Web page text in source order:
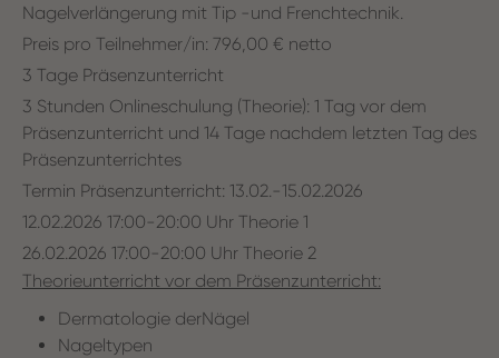
Nagelverlängerung mit Tip -und Frenchtechnik.
Preis pro Teilnehmer/in: 796,00 € netto
3 Tage Präsenzunterricht
3 Stunden Onlineschulung (Theorie): 1 Tag vor dem
Präsenzunterricht und 14 Tage nachdem letzten Tag des
Präsenzunterrichtes
Termin Präsenzunterricht: 13.02.-15.02.2026
12.02.2026 17:00-20:00 Uhr Theorie 1
26.02.2026 17:00-20:00 Uhr Theorie 2
Theorieunterricht vor dem Präsenzunterricht:
Dermatologie derNägel
Nageltypen